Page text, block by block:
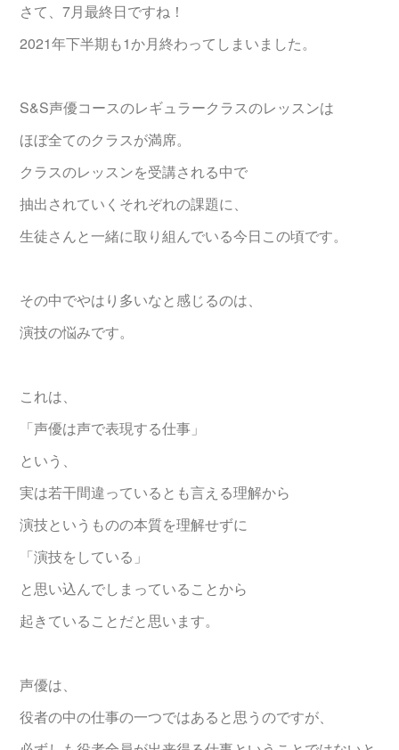
さて、7月最終日ですね！
2021年下半期も1か月終わってしまいました。
S&S声優コースのレギュラークラスのレッスンは
ほぼ全てのクラスが満席。
クラスのレッスンを受講される中で
抽出されていくそれぞれの課題に、
生徒さんと一緒に取り組んでいる今日この頃です。
その中でやはり多いなと感じるのは、
演技の悩みです。
これは、
「声優は声で表現する仕事」
という、
実は若干間違っているとも言える理解から
演技というものの本質を理解せずに
「演技をしている」
と思い込んでしまっていることから
起きていることだと思います。
声優は、
役者の中の仕事の一つではあると思うのですが、